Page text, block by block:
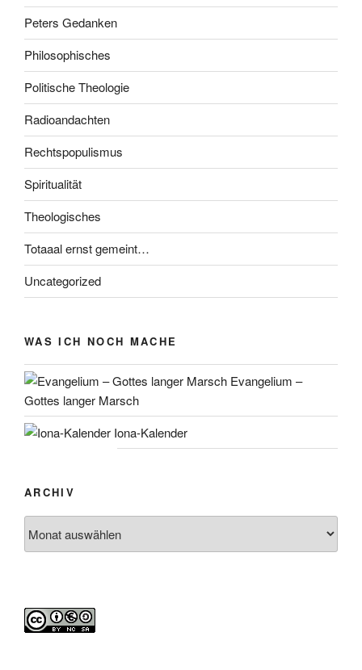
Peters Gedanken
Philosophisches
Politische Theologie
Radioandachten
Rechtspopulismus
Spiritualität
Theologisches
Totaaal ernst gemeint…
Uncategorized
WAS ICH NOCH MACHE
Evangelium –
Gottes langer Marsch
Iona-Kalender
ARCHIV